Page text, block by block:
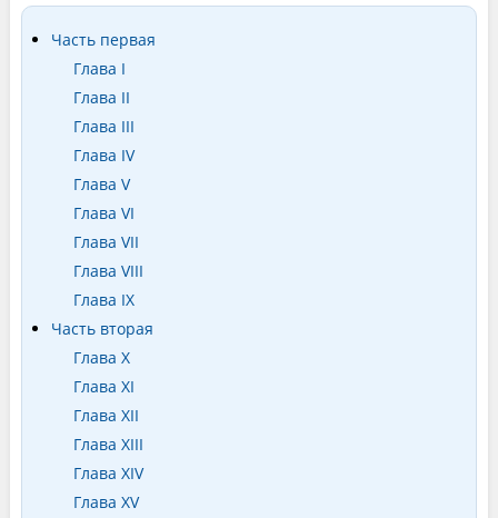
Часть первая
Глава I
Глава II
Глава III
Глава IV
Глава V
Глава VI
Глава VII
Глава VIII
Глава IX
Часть вторая
Глава X
Глава XI
Глава XII
Глава XIII
Глава XIV
Глава XV